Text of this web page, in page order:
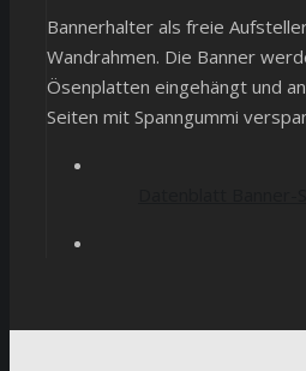
Bannerhalter als freie
Wandrahmen. Die Banner
Ösenplatten eingehängt und
Seiten mit Spanngummi